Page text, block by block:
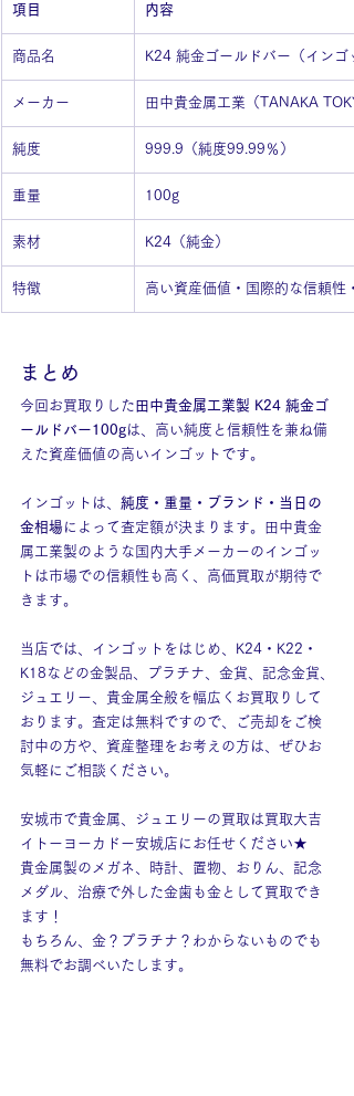
項目 内容
商品名 K24 純金ゴールドバー（インゴ
メーカー 田中貴金属工業（TANAKA
純度 999.9（純度99.99％）
重量 100g
素材 K24（純金）
特徴 高い資産価値・国際的な信頼性
まとめ
今回お買取りした田中貴金属工業製 K24 純金ゴ
ールドバー100gは、高い純度と信頼性を兼ね備
えた資産価値の高いインゴットです。
インゴットは、 純度・重量・ブランド・当日の
金相場によって査定額が決まります。田中貴金
属工業製のような国内大手メーカーのインゴッ
トは市場での信頼性も高く、高価買取が期待で
きます。
当店では、インゴットをはじめ、K24・K22・
K18などの金製品、プラチナ、金貨、記念金貨、
ジュエリー、貴金属全般を幅広くお買取りして
おります。査定は無料ですので、ご売却をご検
討中の方や、資産整理をお考えの方は、ぜひお
気軽にご相談ください。
安城市で貴金属、ジュエリーの買取は買取大吉
イトーヨーカドー安城店にお任せください★
貴金属製のメガネ、時計、置物、おりん、記念
メダル、治療で外した金歯も金として買取でき
ます！
もちろん、金？プラチナ？わからないものでも
無料でお調べいたします。